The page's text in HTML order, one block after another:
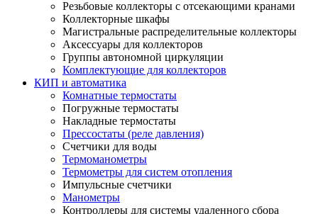
Резьбовые коллекторы с отсекающими кранами
Коллекторные шкафы
Магистральные распределительные коллекторы
Аксессуары для коллекторов
Группы автономной циркуляции
Комплектующие для коллекторов
КИП и автоматика
Комнатные термостаты
Погружные термостаты
Накладные термостаты
Прессостаты (реле давления)
Счетчики для воды
Термоманометры
Термометры для систем отопления
Импульсные счетчики
Манометры
Контроллеры для системы удаленного сбора